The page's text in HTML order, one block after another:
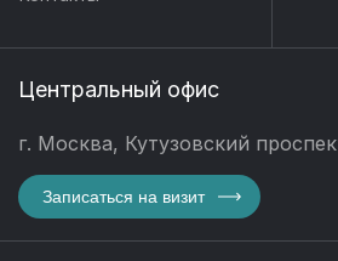
Центральный офис
г. Москва, Кутузовский
Записаться на визит